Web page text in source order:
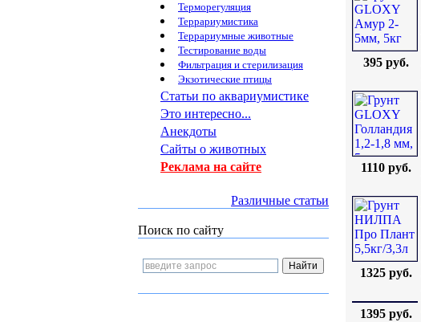
Терморегуляция
Террариумистика
Террариумные животные
Тестирование воды
Фильтрация и стерилизация
Экзотические птицы
Статьи по аквариумистике
Это интересно...
Анекдоты
Сайты о животных
Реклама на сайте
Различные статьи
Поиск по сайту
395 руб.
1110 руб.
1325 руб.
1395 руб.